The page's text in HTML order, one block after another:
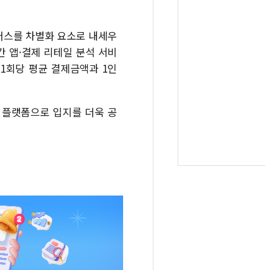
를 차별화 요소로 내세우
앱·결제 리테일 분석 서비
회당 평균 결제금액과 1인
랫폼으로 입지를 더욱 공